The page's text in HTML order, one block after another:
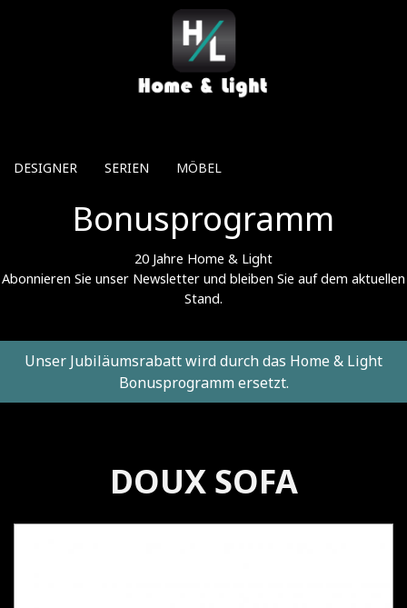
DESIGNER SERIEN MÖBEL
Bonusprogramm
20 Jahre Home & Light
Abonnieren Sie unser Newsletter und bleiben Sie auf dem aktuellen
Stand.
Unser Jubiläumsrabatt wird durch das Home & Light
Bonusprogramm ersetzt.
DOUX SOFA